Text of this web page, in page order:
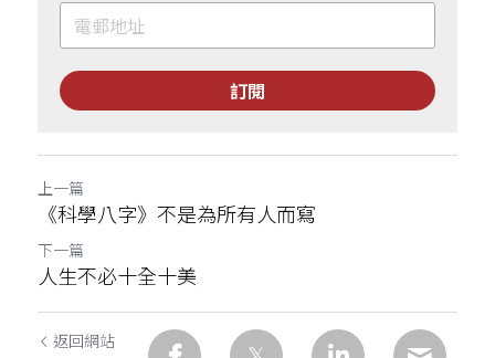
訂閱
上一篇
《科學八字》不是為所有人而寫
下一篇
人生不必十全十美
返回網站